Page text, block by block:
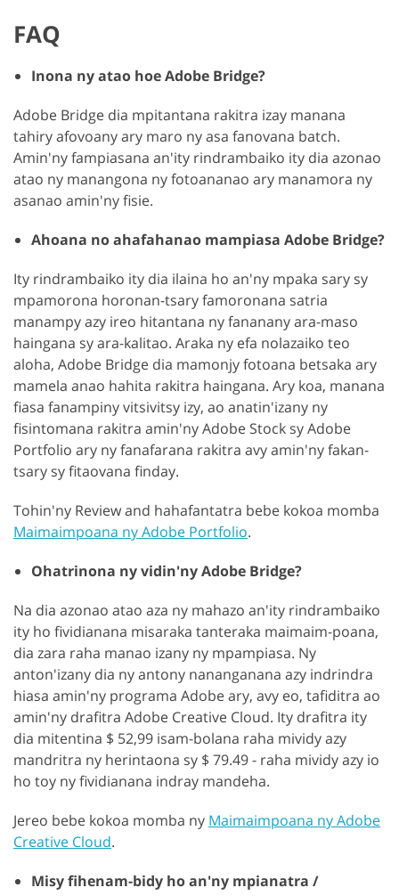
FAQ
Inona ny atao hoe Adobe Bridge?
Adobe Bridge dia mpitantana rakitra izay manana
tahiry afovoany ary maro ny asa fanovana batch.
Amin'ny fampiasana an'ity rindrambaiko ity dia azonao
atao ny manangona ny fotoananao ary manamora ny
asanao amin'ny fisie.
Ahoana no ahafahanao mampiasa Adobe Bridge?
Ity rindrambaiko ity dia ilaina ho an'ny mpaka sary sy
mpamorona horonan-tsary famoronana satria
manampy azy ireo hitantana ny fananany ara-maso
haingana sy ara-kalitao. Araka ny efa nolazaiko teo
aloha, Adobe Bridge dia mamonjy fotoana betsaka ary
mamela anao hahita rakitra haingana. Ary koa, manana
fiasa fanampiny vitsivitsy izy, ao anatin'izany ny
fisintomana rakitra amin'ny Adobe Stock sy Adobe
Portfolio ary ny fanafarana rakitra avy amin'ny fakan-
tsary sy fitaovana finday.
Tohin'ny Review and hahafantatra bebe kokoa momba
Maimaimpoana ny Adobe Portfolio.
Ohatrinona ny vidin'ny Adobe Bridge?
Na dia azonao atao aza ny mahazo an'ity rindrambaiko
ity ho fividianana misaraka tanteraka maimaim-poana,
dia zara raha manao izany ny mpampiasa. Ny
anton'izany dia ny antony nananganana azy indrindra
hiasa amin'ny programa Adobe ary, avy eo, tafiditra ao
amin'ny drafitra Adobe Creative Cloud. Ity drafitra ity
dia mitentina $ 52,99 isam-bolana raha mividy azy
mandritra ny herintaona sy $ 79.49 - raha mividy azy io
ho toy ny fividianana indray mandeha.
Jereo bebe kokoa momba ny Maimaimpoana ny Adobe
Creative Cloud.
Misy fihenam-bidy ho an'ny mpianatra /